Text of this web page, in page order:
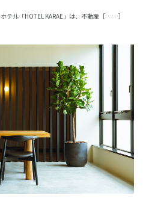
テル「HOTEL KARAE」は、不動産［……］